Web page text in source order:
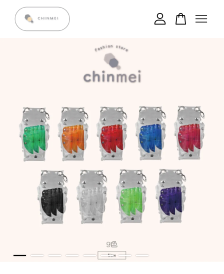
您的購物車目前還是空的。
繼續購物